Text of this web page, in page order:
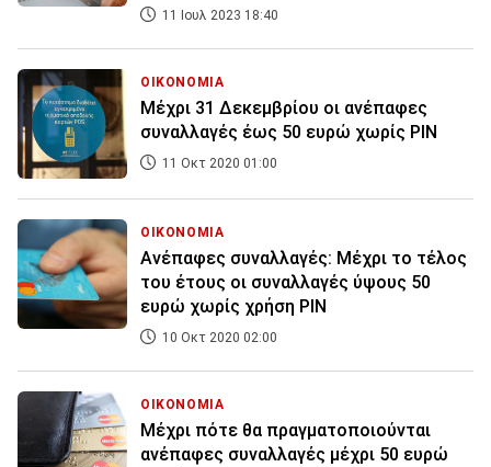
11 Ιουλ 2023 18:40
ΟΙΚΟΝΟΜΙΑ
Μέχρι 31 Δεκεμβρίου οι ανέπαφες
συναλλαγές έως 50 ευρώ χωρίς PIN
11 Οκτ 2020 01:00
ΟΙΚΟΝΟΜΙΑ
Ανέπαφες συναλλαγές: Μέχρι το τέλος
του έτους οι συναλλαγές ύψους 50
ευρώ χωρίς χρήση PIN
10 Οκτ 2020 02:00
ΟΙΚΟΝΟΜΙΑ
Μέχρι πότε θα πραγματοποιούνται
ανέπαφες συναλλαγές μέχρι 50 ευρώ